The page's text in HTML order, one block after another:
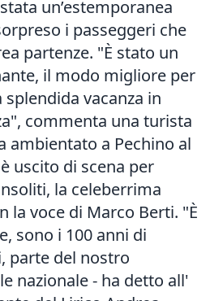
un’estemporanea
i passeggeri che
partenze. "È stato un
il modo migliore per
vacanza in
commenta una turista
ambientato a Pechino al
uscito di scena per
la celeberrima
la voce di Marco Berti. "È
sono i 100 anni di
parte del nostro
nazionale - ha detto all'